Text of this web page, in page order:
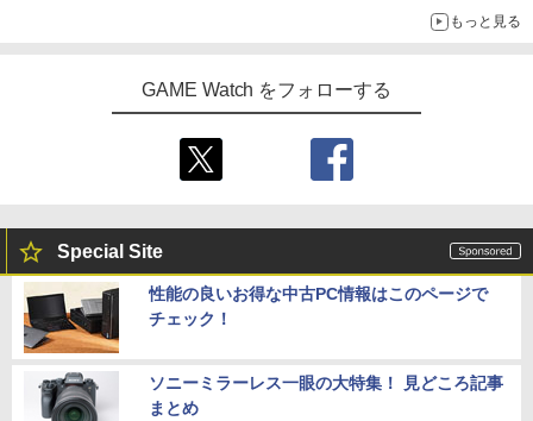
もっと見る
GAME Watch をフォローする
Special Site
性能の良いお得な中古PC情報はこのページで
チェック！
ソニーミラーレス一眼の大特集！ 見どころ記事
まとめ